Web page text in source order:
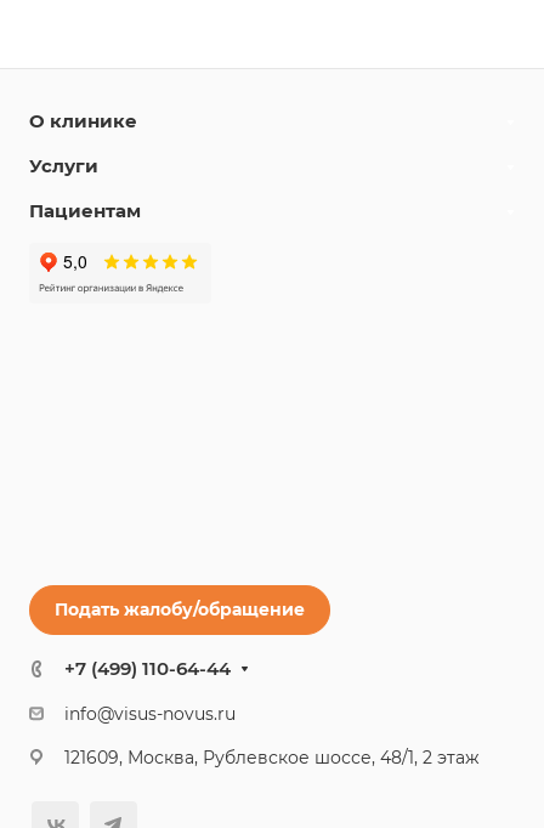
О клинике
Услуги
Пациентам
Подать жалобу/обращение
+7 (499) 110-64-44
info@visus-novus.ru
121609, Москва, Рублевское шоссе, 48/1, 2 этаж